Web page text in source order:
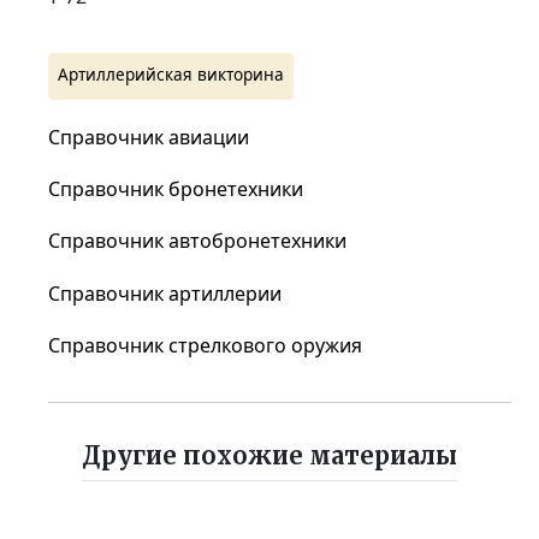
Артиллерийская викторина
Справочник авиации
Справочник бронетехники
Справочник автобронетехники
Справочник артиллерии
Справочник стрелкового оружия
Другие похожие материалы